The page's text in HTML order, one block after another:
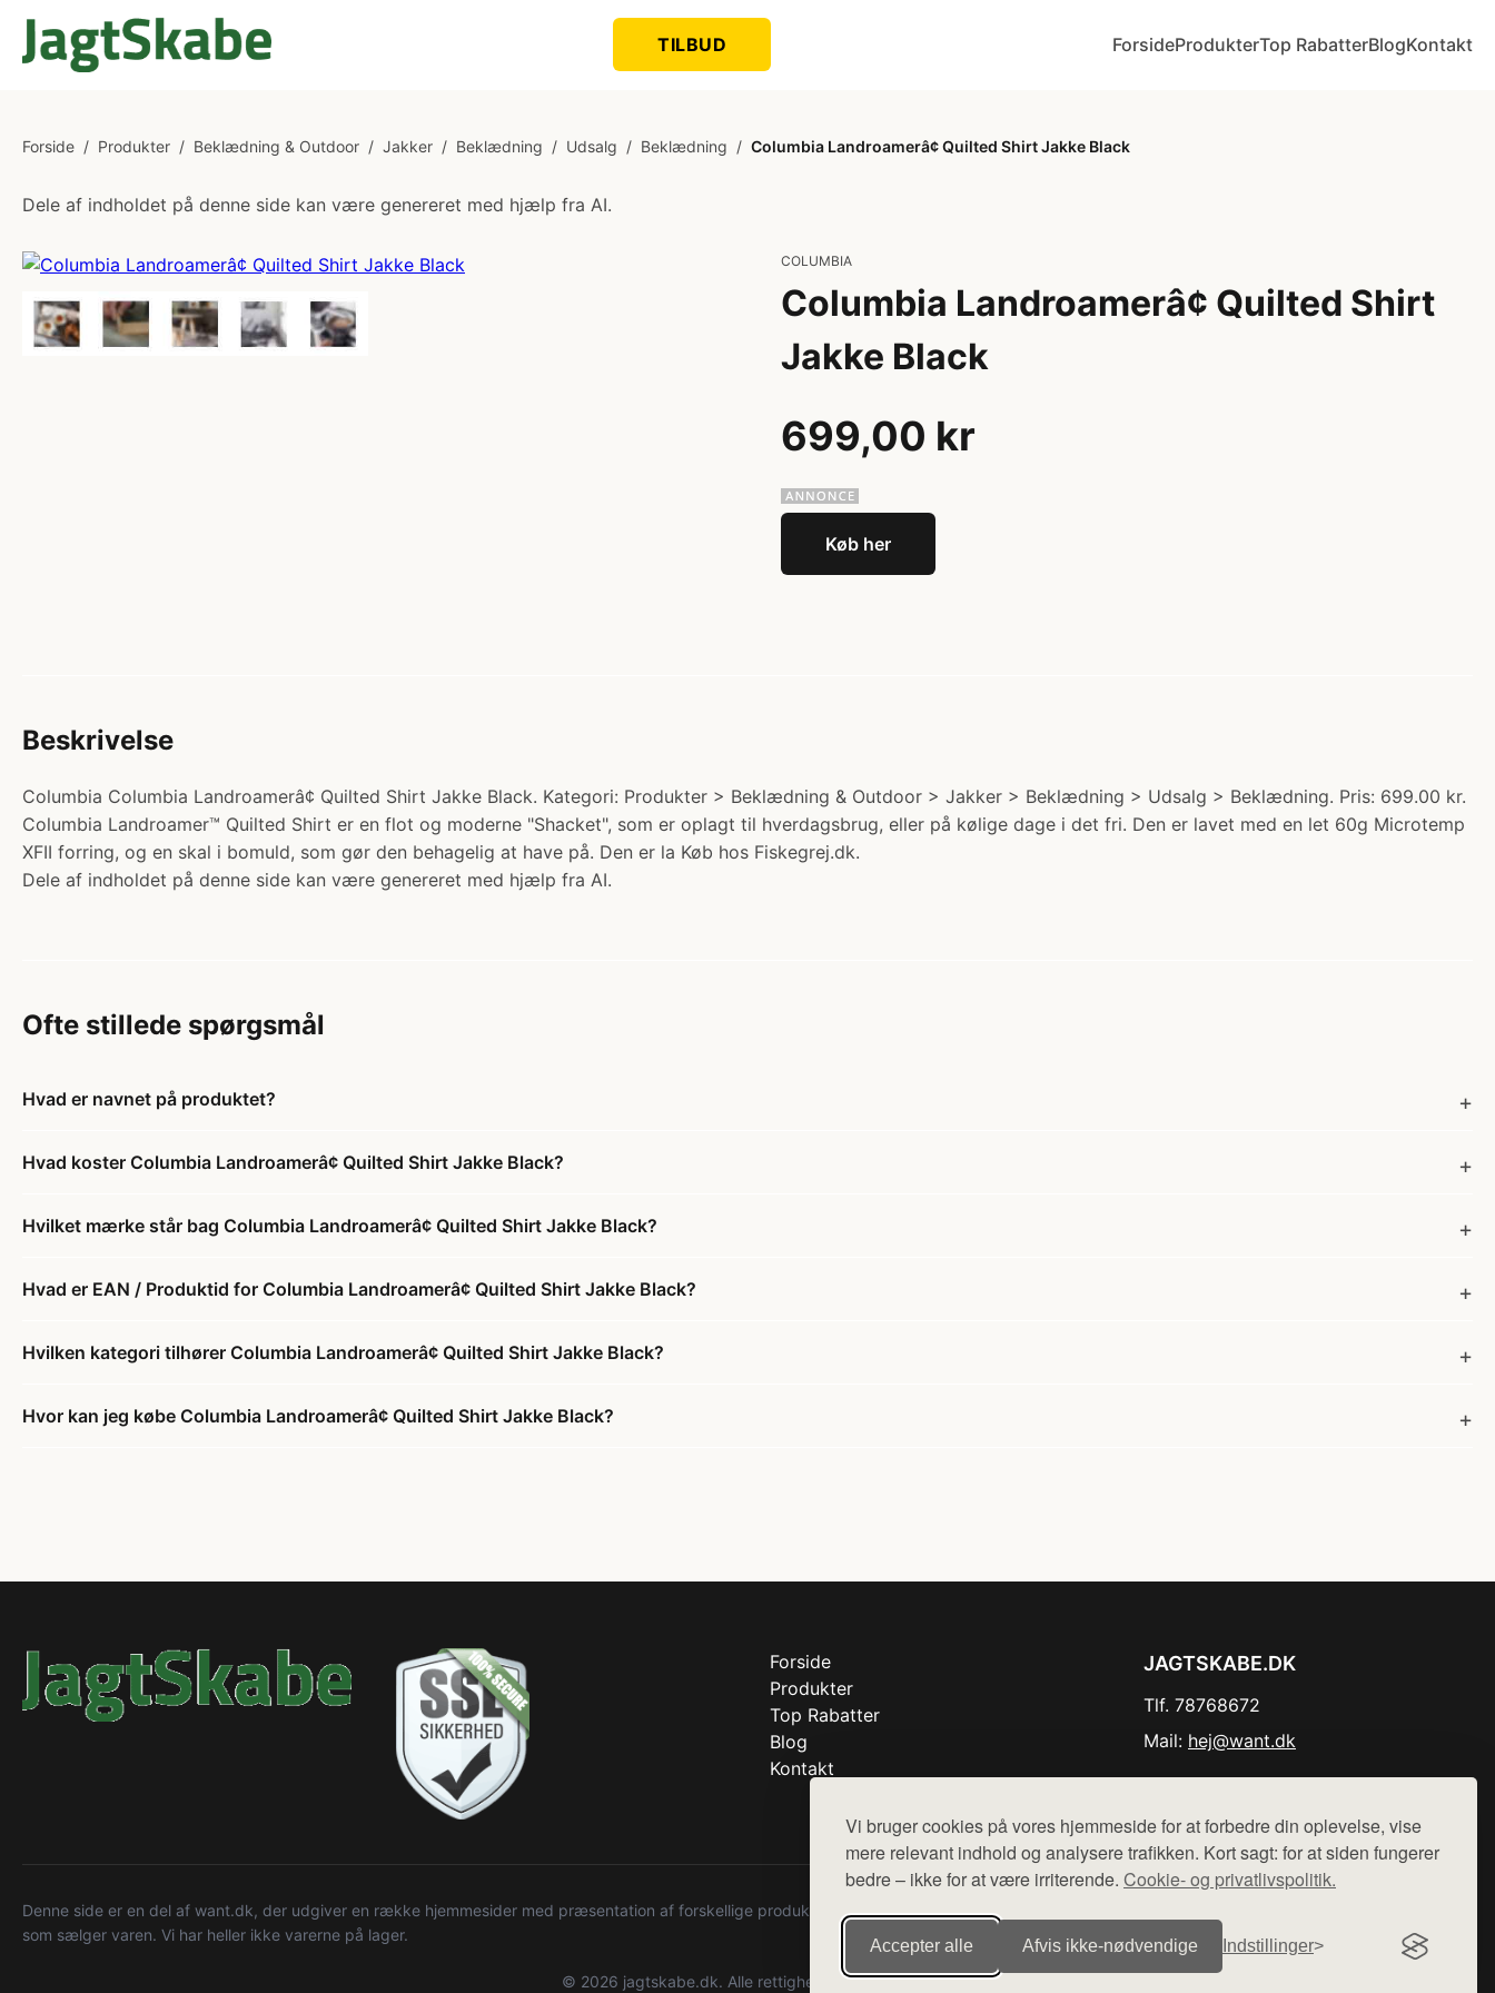
Vi bruger cookies på vores hjemmeside for at forbedre din oplevelse, vise
mere relevant indhold og analysere trafikken. Kort sagt: for at siden fungerer
bedre – ikke for at være irriterende. Cookie- og privatlivspolitik.
Accepter alle Afvis ikke‑nødvendige Indstillinger
TILBUD ForsideProdukterTop RabatterBlogKontakt
Forside / Produkter / Beklædning & Outdoor / Jakker / Beklædning / Udsalg / Beklædning / Columbia Landroamerâ¢ Quilted Shirt Jakke Black
Dele af indholdet på denne side kan være genereret med hjælp fra AI.
COLUMBIA
Columbia Landroamerâ¢ Quilted Shirt
Jakke Black
699,00 kr
Køb her
Beskrivelse
Columbia Columbia Landroamerâ¢ Quilted Shirt Jakke Black. Kategori: Produkter > Beklædning & Outdoor > Jakker > Beklædning > Udsalg > Beklædning. Pris: 699.00 kr.
Columbia Landroamer™ Quilted Shirt er en flot og moderne "Shacket", som er oplagt til hverdagsbrug, eller på kølige dage i det fri. Den er lavet med en let 60g Microtemp
XFII forring, og en skal i bomuld, som gør den behagelig at have på. Den er la Køb hos Fiskegrej.dk.
Dele af indholdet på denne side kan være genereret med hjælp fra AI.
Ofte stillede spørgsmål
Hvad er navnet på produktet?
Hvad koster Columbia Landroamerâ¢ Quilted Shirt Jakke Black?
Hvilket mærke står bag Columbia Landroamerâ¢ Quilted Shirt Jakke Black?
Hvad er EAN / Produktid for Columbia Landroamerâ¢ Quilted Shirt Jakke Black?
Hvilken kategori tilhører Columbia Landroamerâ¢ Quilted Shirt Jakke Black?
Hvor kan jeg købe Columbia Landroamerâ¢ Quilted Shirt Jakke Black?
Forside
Produkter
Top Rabatter
Blog
Kontakt
JAGTSKABE.DK
Tlf. 78768672
Mail: hej@want.dk
Denne side er en del af want.dk, der udgiver en række hjemmesider med præsentation af forskellige produkter fra diverse webshops. Der sælges ikke varer fra denne side - vi henviser til de shops,
som sælger varen. Vi har heller ikke varerne på lager.
© 2026 jagtskabe.dk. Alle rettigheder forbeholdes.